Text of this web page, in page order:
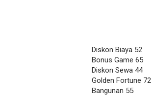
Diskon Biaya 52
Bonus Game 65
Diskon Sewa 44
Golden Fortune 72
Bangunan 55